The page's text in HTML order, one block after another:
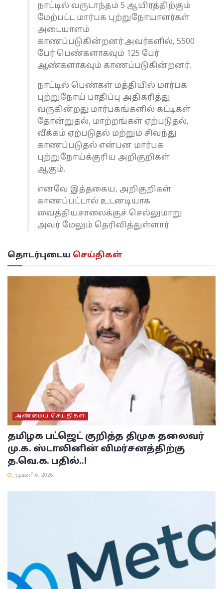
நாட்டில் வருடாந்தம் 5 ஆயிரத்திற்கும்
மேற்பட்ட மார்பக புற்றுநோயாளர்கள்
அடையாளம்
காணப்படுகின்றனர்.அவர்களில், 5500
பேர் பெண்களாகவும் 125 பேர்
ஆண்களாகவும் காணப்படுகின்றனர்.
நாட்டில் பெண்கள் மத்தியில் மார்பக
புற்றுநோய் பாதிப்பு அதிகரித்து
வருகின்றது.மார்பகங்களில் கட்டிகள்
தோன்றுதல், மாற்றங்கள் ஏற்படுதல்,
வீக்கம் ஏற்படுதல் மற்றும் சிவந்து
காணப்படுதல் என்பன மார்பக
புற்றுநோய்க்குரிய அறிகுறிகள்
ஆகும்.
எனவே இத்தகைய, அறிகுறிகள்
காணப்பட்டால் உடனடியாக
வைத்தியசாலைக்குச் செல்லுமாறு
அவர் மேலும் தெரிவித்துள்ளார்.
தொடர்புடைய செய்திகள்
அண்மைய செய்திகள்
தமிழக பட்ஜெட் குறித்த திமுக தலைவர்
மு.க. ஸ்டாலினின் விமர்சனத்திற்கு
த.வெ.க. பதில்..!
ஆவணி 6, 2026